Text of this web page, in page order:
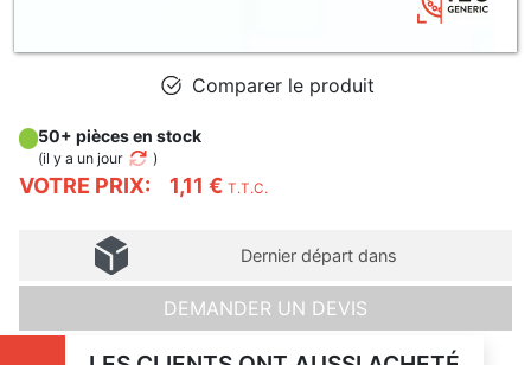
Comparer le produit
VOTRE PRIX: 1,11 € T.T.C.
50+ pièces en stock
(il y a un jour )
Dernier départ dans
DEMANDER UN DEVIS